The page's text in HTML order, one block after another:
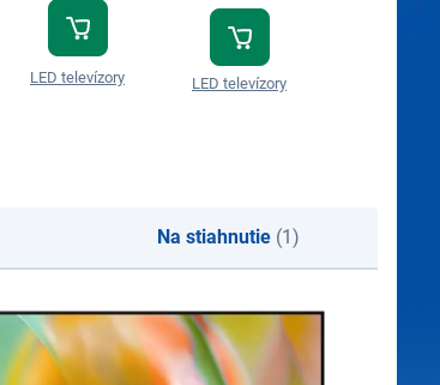
LED televízory LED televízory
Na stiahnutie (1)